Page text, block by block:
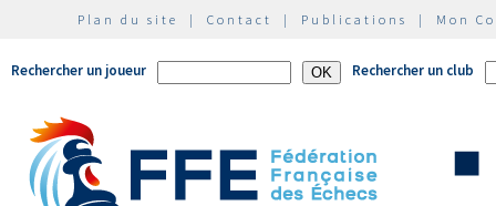
Plan du site | Contact | Publications | Mon
Rechercher un joueur Rechercher un club